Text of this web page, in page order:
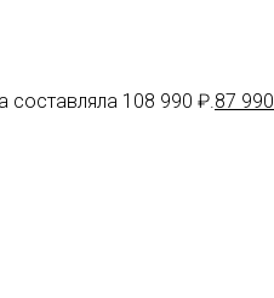
составляла 108 990 ₽. 87 990